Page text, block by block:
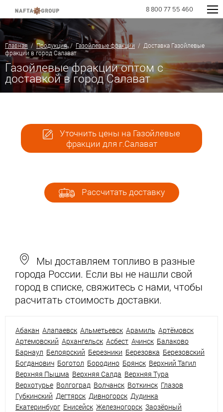
8 800 77 55 460
Главная /Продукция/ Газойлевые фракции / Доставка Газойлевые
фракции в город Салават
Газойлевые фракции оптом с
доставкой в город Салават
Уточнить цены на Газойлевые
фракции для г.Салават
Рассчитать доставку
Мы доставляем топливо в разные
города России. Если вы не нашли свой
город в списке, свяжитесь с нами, чтобы
расчитать стоимость доставки.
Абакан Алапаевск Альметьевск Арамиль Артёмовск
Артемовский Архангельск Асбест Ачинск Балаково
Барнаул Белоярский Березники Березовка Березовский
Богданович Боготол Бородино Брянск Верхний Тагил
Верхняя Пышма Верхняя Салда Верхняя Тура
Верхотурье Волгоград Волчанск Воткинск Глазов
Губкинский Дегтярск Дивногорск Дудинка
Екатеринбург Енисейск Железногорск Заозёрный